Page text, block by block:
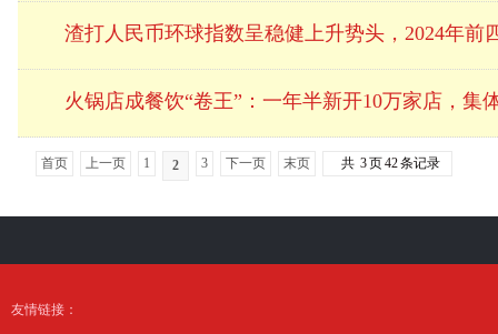
渣打人民币环球指数呈稳健上升势头，2024年前
火锅店成餐饮“卷王”：一年半新开10万家店，集
首页 上一页 1 2 3 下一页 末页 共 3页42条记录
友情链接：